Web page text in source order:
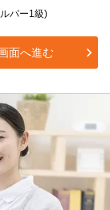
パー1級)
面へ進む